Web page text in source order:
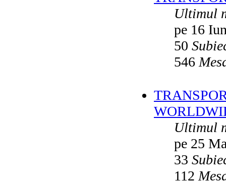
Ultimul
pe 16
50
546
Ultimul
pe 25
33
112